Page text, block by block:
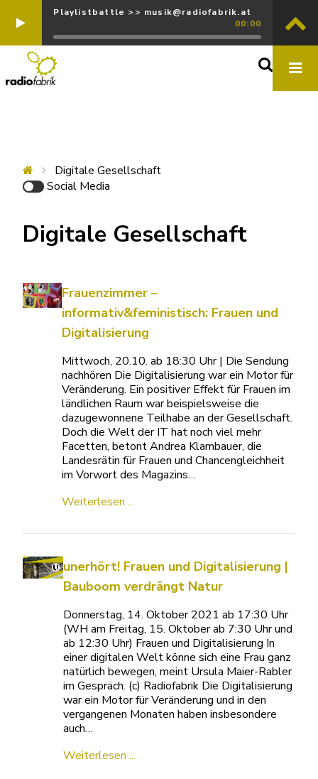
Playlistbattle >> musik@radiofabrik.at
00:00
Digitale Gesellschaft
Social Media
Digitale Gesellschaft
Frauenzimmer –
informativ&feministisch: Frauen und
Digitalisierung
Mittwoch, 20.10. ab 18:30 Uhr | Die Sendung
nachhören Die Digitalisierung war ein Motor für
Veränderung. Ein positiver Effekt für Frauen im
ländlichen Raum war beispielsweise die
dazugewonnene Teilhabe an der Gesellschaft.
Doch die Welt der IT hat noch viel mehr
Facetten, betont Andrea Klambauer, die
Landesrätin für Frauen und Chancengleichheit
im Vorwort des Magazins…
Weiterlesen ...
unerhört! Frauen und Digitalisierung |
Bauboom verdrängt Natur
Donnerstag, 14. Oktober 2021 ab 17:30 Uhr
(WH am Freitag, 15. Oktober ab 7:30 Uhr und
ab 12:30 Uhr) Frauen und Digitalisierung In
einer digitalen Welt könne sich eine Frau ganz
natürlich bewegen, meint Ursula Maier-Rabler
im Gespräch. (c) Radiofabrik Die Digitalisierung
war ein Motor für Veränderung und in den
vergangenen Monaten haben insbesondere
auch…
Weiterlesen ...